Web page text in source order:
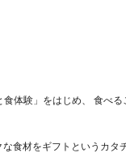
体験」をはじめ、 食べ
食材をギフトというカタ